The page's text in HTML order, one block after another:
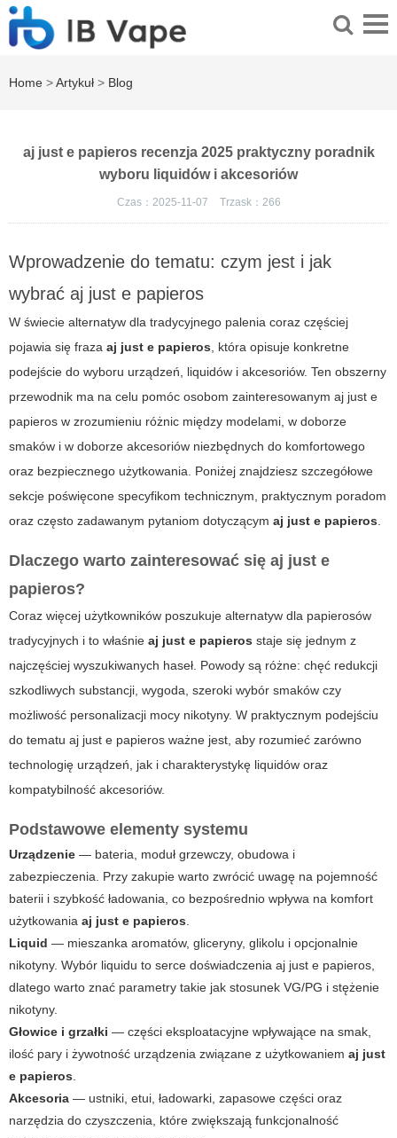
Home >Artykuł > Blog
aj just e papieros recenzja 2025 praktyczny poradnik
wyboru liquidów i akcesoriów
Czas：2025-11-07 Trzask： 266
Wprowadzenie do tematu: czym jest i jak
wybrać aj just e papieros
W świecie alternatyw dla tradycyjnego palenia coraz częściej
pojawia się fraza aj just e papieros, która opisuje konkretne
podejście do wyboru urządzeń, liquidów i akcesoriów. Ten obszerny
przewodnik ma na celu pomóc osobom zainteresowanym aj just e
papieros w zrozumieniu różnic między modelami, w doborze
smaków i w doborze akcesoriów niezbędnych do komfortowego
oraz bezpiecznego użytkowania. Poniżej znajdziesz szczegółowe
sekcje poświęcone specyfikom technicznym, praktycznym poradom
oraz często zadawanym pytaniom dotyczącym aj just e papieros.
Dlaczego warto zainteresować się aj just e
papieros?
Coraz więcej użytkowników poszukuje alternatyw dla papierosów
tradycyjnych i to właśnie aj just e papieros staje się jednym z
najczęściej wyszukiwanych haseł. Powody są różne: chęć redukcji
szkodliwych substancji, wygoda, szeroki wybór smaków czy
możliwość personalizacji mocy nikotyny. W praktycznym podejściu
do tematu aj just e papieros ważne jest, aby rozumieć zarówno
technologię urządzeń, jak i charakterystykę liquidów oraz
kompatybilność akcesoriów.
Podstawowe elementy systemu
Urządzenie — bateria, moduł grzewczy, obudowa i
zabezpieczenia. Przy zakupie warto zwrócić uwagę na pojemność
baterii i szybkość ładowania, co bezpośrednio wpływa na komfort
użytkowania aj just e papieros.
Liquid — mieszanka aromatów, gliceryny, glikolu i opcjonalnie
nikotyny. Wybór liquidu to serce doświadczenia aj just e papieros,
dlatego warto znać parametry takie jak stosunek VG/PG i stężenie
nikotyny.
Głowice i grzałki — części eksploatacyjne wpływające na smak,
ilość pary i żywotność urządzenia związane z użytkowaniem aj just
e papieros.
Akcesoria — ustniki, etui, ładowarki, zapasowe części oraz
narzędzia do czyszczenia, które zwiększają funkcjonalność